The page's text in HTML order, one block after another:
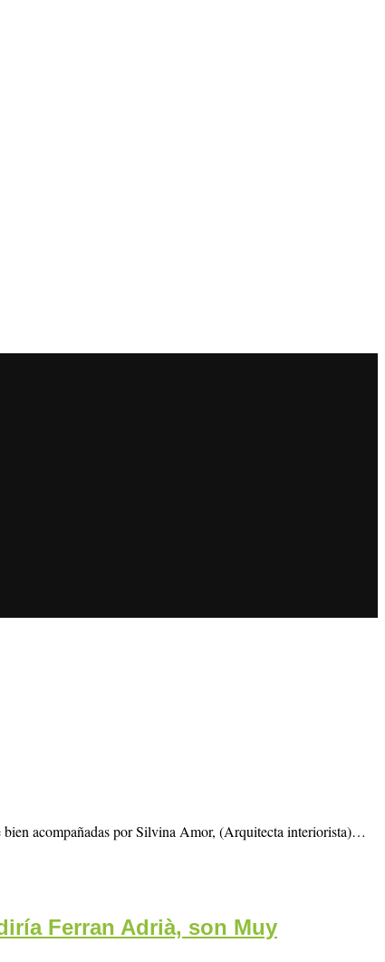
acompañadas por Silvina Amor, (Arquitecta interiorista)…
Ferran Adrià, son Muy